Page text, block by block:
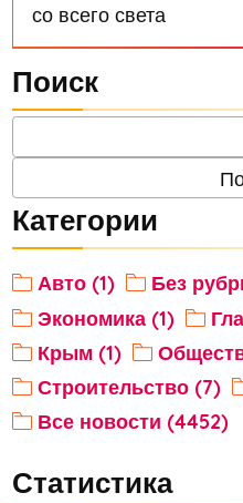
со всего света
Поиск
Категории
Авто (1)
Без
Экономика (1)
Крым (1)
Строительство (7)
Все новости (4452)
Статистика